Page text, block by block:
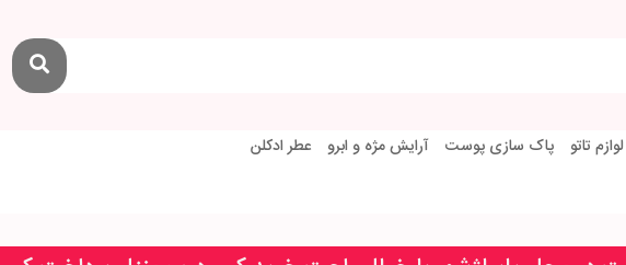
لوازم تاتو پاک سازی پوست آرایش مژه و ابرو عطر ادکلن